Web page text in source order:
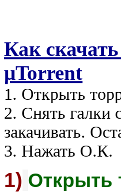
Как
μTorrent
1. Открыть
2. Снять галки
закачивать.
3. Нажать О.К.
1) Открыть